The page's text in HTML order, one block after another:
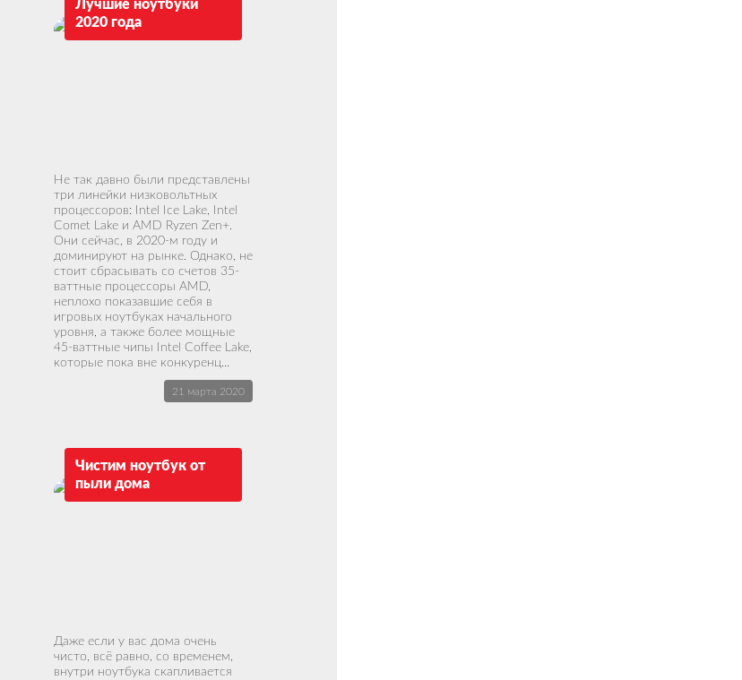
Лучшие ноутбуки
2020 года
Не так давно были представлены
три линейки низковольтных
процессоров: Intel Ice Lake, Intel
Comet Lake и AMD Ryzen Zen+.
Они сейчас, в 2020-м году и
доминируют на рынке. Однако, не
стоит сбрасывать со счетов 35-
ваттные процессоры AMD,
неплохо показавшие себя в
игровых ноутбуках начального
уровня, а также более мощные
45-ваттные чипы Intel Coffee Lake,
которые пока вне конкуренц...
21 марта 2020
Чистим ноутбук от
пыли дома
Даже если у вас дома очень
чисто, всё равно, со временем,
внутри ноутбука скапливается